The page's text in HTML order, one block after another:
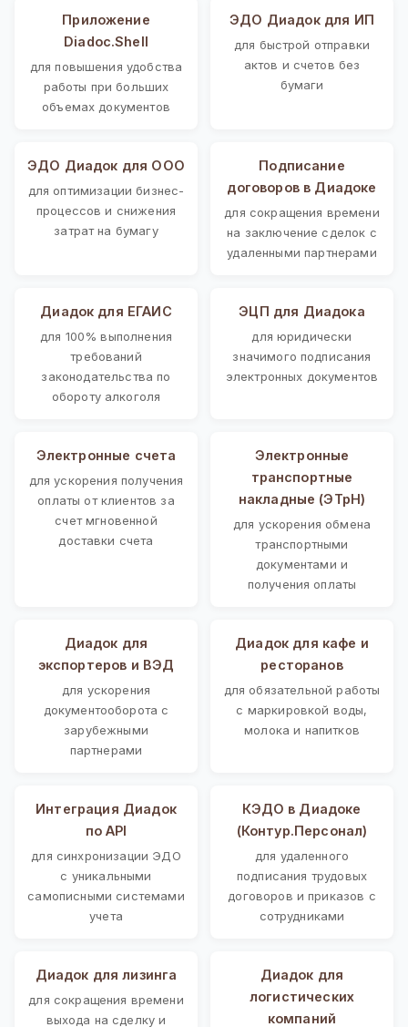
Приложение
Diadoc.Shell
для повышения удобства
работы при больших
объемах документов
ЭДО Диадок для ИП
для быстрой отправки
актов и счетов без
бумаги
ЭДО Диадок для ООО
для оптимизации бизнес-
процессов и снижения
затрат на бумагу
Подписание
договоров в Диадоке
для сокращения времени
на заключение сделок с
удаленными партнерами
Диадок для ЕГАИС
для 100% выполнения
требований
законодательства по
обороту алкоголя
ЭЦП для Диадока
для юридически
значимого подписания
электронных документов
Электронные счета
для ускорения получения
оплаты от клиентов за
счет мгновенной
доставки счета
Электронные
транспортные
накладные (ЭТрН)
для ускорения обмена
транспортными
документами и
получения оплаты
Диадок для
экспортеров и ВЭД
для ускорения
документооборота с
зарубежными
партнерами
Диадок для кафе и
ресторанов
для обязательной работы
с маркировкой воды,
молока и напитков
Интеграция Диадок
по API
для синхронизации ЭДО
с уникальными
самописными системами
учета
КЭДО в Диадоке
(Контур.Персонал)
для удаленного
подписания трудовых
договоров и приказов с
сотрудниками
Диадок для лизинга
для сокращения времени
выхода на сделку и
Диадок для
логистических
компаний